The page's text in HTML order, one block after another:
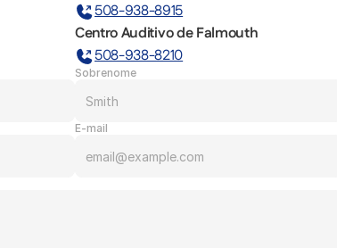
508-938-8915
Centro Auditivo de Falmouth
508-938-8210
Sobrenome
E-mail